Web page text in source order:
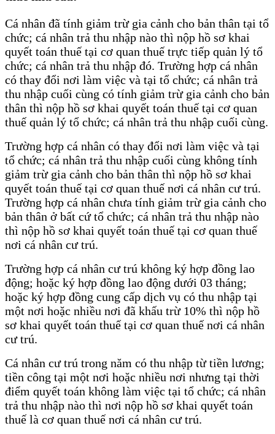
Cá nhân đã tính giảm trừ gia cảnh cho bản thân tại tổ
chức; cá nhân trả thu nhập nào thì nộp hồ sơ khai
quyết toán thuế tại cơ quan thuế trực tiếp quản lý tổ
chức; cá nhân trả thu nhập đó. Trường hợp cá nhân
có thay đổi nơi làm việc và tại tổ chức; cá nhân trả
thu nhập cuối cùng có tính giảm trừ gia cảnh cho bản
thân thì nộp hồ sơ khai quyết toán thuế tại cơ quan
thuế quản lý tổ chức; cá nhân trả thu nhập cuối cùng.
Trường hợp cá nhân có thay đổi nơi làm việc và tại
tổ chức; cá nhân trả thu nhập cuối cùng không tính
giảm trừ gia cảnh cho bản thân thì nộp hồ sơ khai
quyết toán thuế tại cơ quan thuế nơi cá nhân cư trú.
Trường hợp cá nhân chưa tính giảm trừ gia cảnh cho
bản thân ở bất cứ tổ chức; cá nhân trả thu nhập nào
thì nộp hồ sơ khai quyết toán thuế tại cơ quan thuế
nơi cá nhân cư trú.
Trường hợp cá nhân cư trú không ký hợp đồng lao
động; hoặc ký hợp đồng lao động dưới 03 tháng;
hoặc ký hợp đồng cung cấp dịch vụ có thu nhập tại
một nơi hoặc nhiều nơi đã khấu trừ 10% thì nộp hồ
sơ khai quyết toán thuế tại cơ quan thuế nơi cá nhân
cư trú.
Cá nhân cư trú trong năm có thu nhập từ tiền lương;
tiền công tại một nơi hoặc nhiều nơi nhưng tại thời
điểm quyết toán không làm việc tại tổ chức; cá nhân
trả thu nhập nào thì nơi nộp hồ sơ khai quyết toán
thuế là cơ quan thuế nơi cá nhân cư trú.